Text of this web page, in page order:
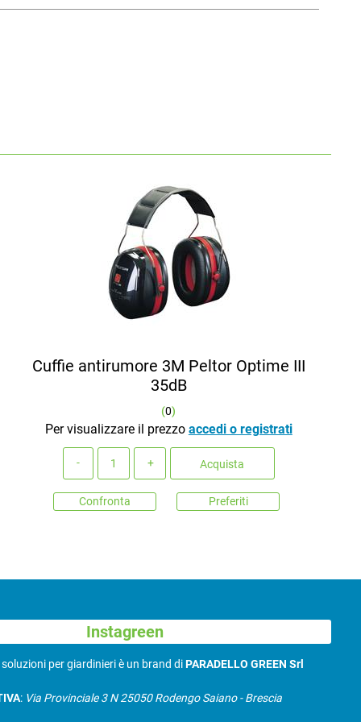
Cuffie antirumore 3M Peltor Optime III
35dB
(0)
Per visualizzare il prezzo accedi o registrati
Acquista
Confronta Preferiti
Instagreen
soluzioni per giardinieri è un brand diPARADELLO GREEN Srl
: Via Provinciale 3 N 25050 Rodengo Saiano - Brescia